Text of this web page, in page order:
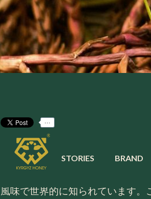
...
STORIES BRAND
キルギス産
キルギス産のはちみつ、特に天
風味で世界的に知られています